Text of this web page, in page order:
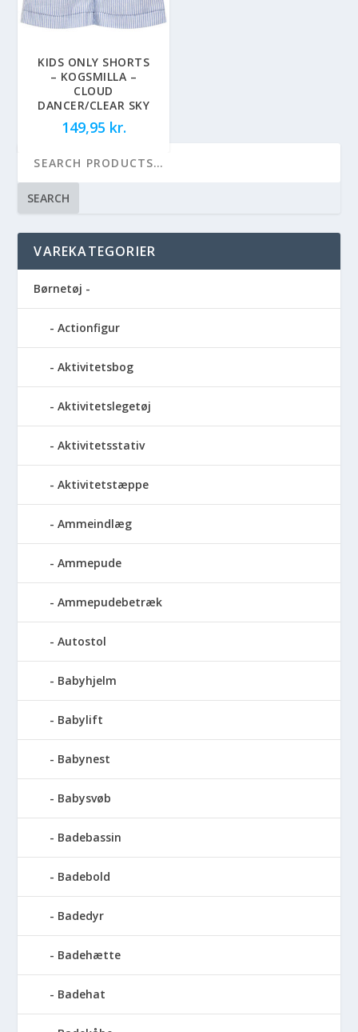
KIDS ONLY SHORTS
– KOGSMILLA –
CLOUD
DANCER/CLEAR SKY
149,95 kr.
SEARCH
VAREKATEGORIER
Børnetøj -
Actionfigur
Aktivitetsbog
Aktivitetslegetøj
Aktivitetsstativ
Aktivitetstæppe
Ammeindlæg
Ammepude
Ammepudebetræk
Autostol
Babyhjelm
Babylift
Babynest
Babysvøb
Badebassin
Badebold
Badedyr
Badehætte
Badehat